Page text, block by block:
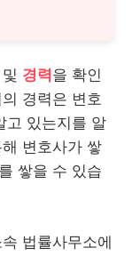
및 경력 을 확인
경력은 변호
고 있는지를 알
변호사가 쌓
쌓을 수 있습
법률사무소에